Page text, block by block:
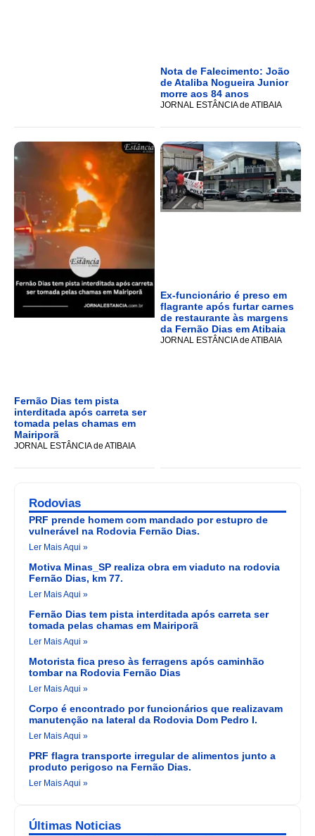
Nota de Falecimento: João
de Ataliba Nogueira Junior
morre aos 84 anos
JORNAL ESTÂNCIA de ATIBAIA
Fernão Dias tem pista
interditada após carreta ser
tomada pelas chamas em
Mairiporã
JORNAL ESTÂNCIA de ATIBAIA
Ex-funcionário é preso em
flagrante após furtar carnes
de restaurante às margens
da Fernão Dias em Atibaia
JORNAL ESTÂNCIA de ATIBAIA
Rodovias
PRF prende homem com mandado por estupro de
vulnerável na Rodovia Fernão Dias.
Ler Mais Aqui »
Motiva Minas_SP realiza obra em viaduto na rodovia
Fernão Dias, km 77.
Ler Mais Aqui »
Fernão Dias tem pista interditada após carreta ser
tomada pelas chamas em Mairiporã
Ler Mais Aqui »
Motorista fica preso às ferragens após caminhão
tombar na Rodovia Fernão Dias
Ler Mais Aqui »
Corpo é encontrado por funcionários que realizavam
manutenção na lateral da Rodovia Dom Pedro I.
Ler Mais Aqui »
PRF flagra transporte irregular de alimentos junto a
produto perigoso na Fernão Dias.
Ler Mais Aqui »
Últimas Noticias